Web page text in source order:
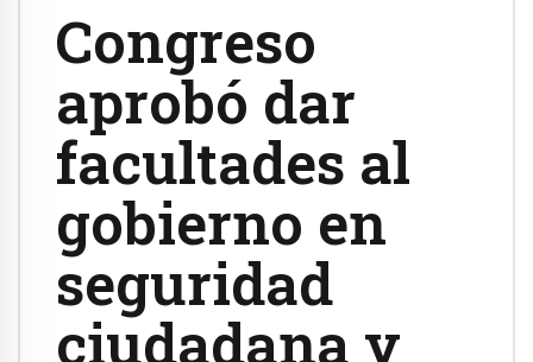
Congreso
aprobó dar
facultades al
gobierno en
seguridad
ciudadana y